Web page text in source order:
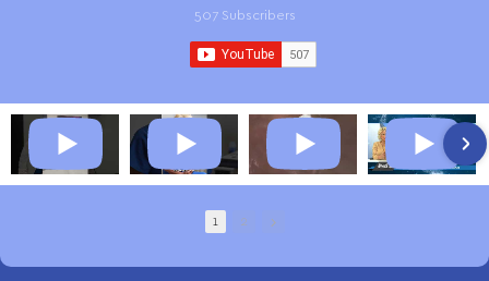
507 Subscribers
1 2